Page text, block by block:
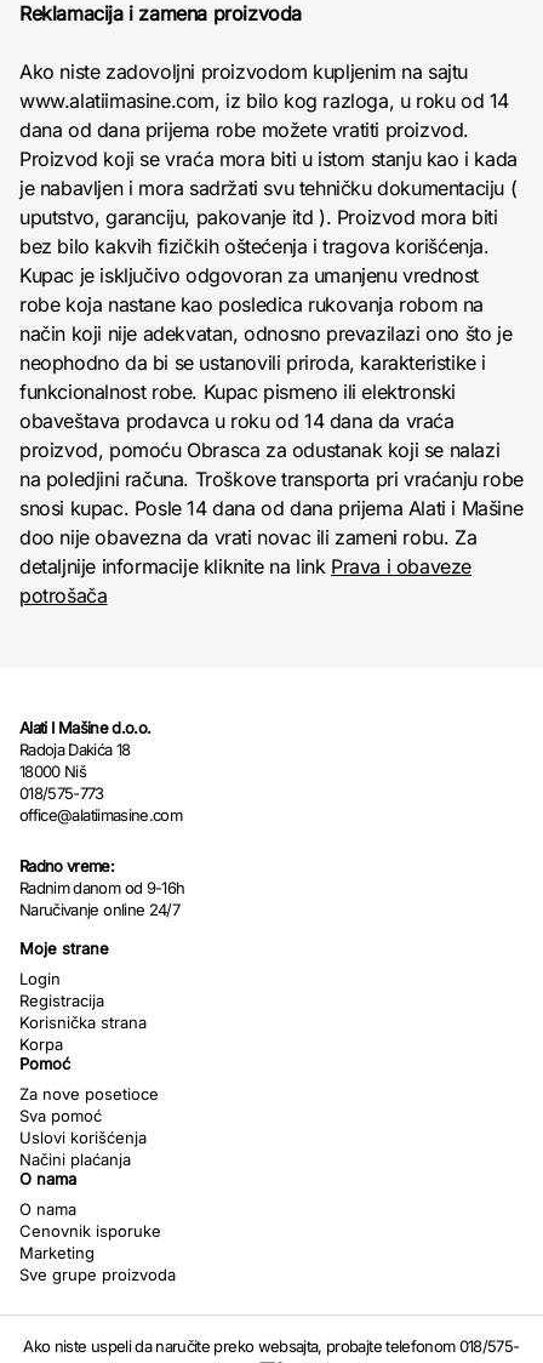
Reklamacija i zamena proizvoda
Ako niste zadovoljni proizvodom kupljenim na sajtu
www.alatiimasine.com, iz bilo kog razloga, u roku od 14
dana od dana prijema robe možete vratiti proizvod.
Proizvod koji se vraća mora biti u istom stanju kao i kada
je nabavljen i mora sadržati svu tehničku dokumentaciju (
uputstvo, garanciju, pakovanje itd ). Proizvod mora biti
bez bilo kakvih fizičkih oštećenja i tragova korišćenja.
Kupac je isključivo odgovoran za umanjenu vrednost
robe koja nastane kao posledica rukovanja robom na
način koji nije adekvatan, odnosno prevazilazi ono što je
neophodno da bi se ustanovili priroda, karakteristike i
funkcionalnost robe. Kupac pismeno ili elektronski
obaveštava prodavca u roku od 14 dana da vraća
proizvod, pomoću Obrasca za odustanak koji se nalazi
na poledjini računa. Troškove transporta pri vraćanju robe
snosi kupac. Posle 14 dana od dana prijema Alati i Mašine
doo nije obavezna da vrati novac ili zameni robu. Za
detaljnije informacije kliknite na link Prava i obaveze
potrošača
Alati I Mašine d.o.o.
Radoja Dakića 18
18000 Niš
018/575-773
office@alatiimasine.com
Radno vreme:
Radnim danom od 9-16h
Naručivanje online 24/7
Moje strane
Login
Registracija
Korisnička strana
Korpa
Pomoć
Za nove posetioce
Sva pomoć
Uslovi korišćenja
Načini plaćanja
O nama
O nama
Cenovnik isporuke
Marketing
Sve grupe proizvoda
Ako niste uspeli da naručite preko websajta, probajte telefonom 018/575-